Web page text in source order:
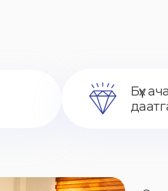
Бүх